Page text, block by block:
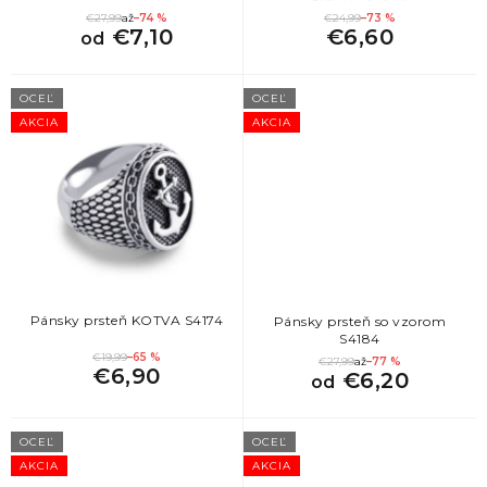
15 (EU: 74 - 76) 1
€27,99až–74 %
od €7,10
€24,99–73 %
€6,60
AKCIA
OCEĽ
Pánsky prsteň KOTVA S4174
€19,99–65 %
€6,90
AKCIA
OCEĽ
Pánsky prsteň so vzorom
S4184
€27,99až–77 %
od €6,20
AKCIA
OCEĽ
AKCIA
OCEĽ